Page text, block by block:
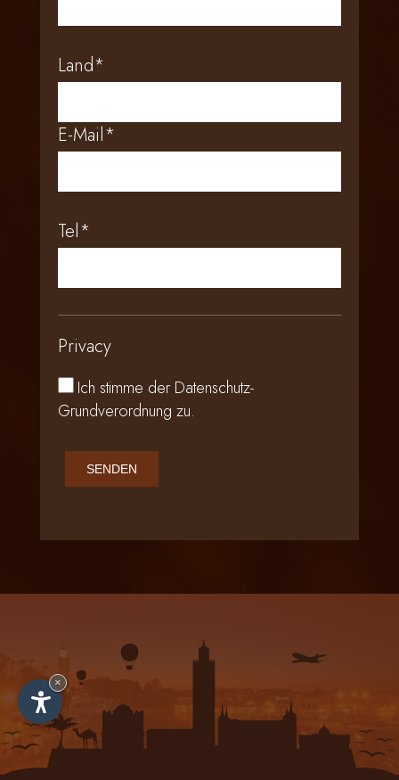
Land*
E-Mail*
Tel*
Privacy
Ich stimme der Datenschutz-
Grundverordnung zu.
×